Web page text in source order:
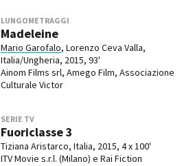
LUNGOMETRAGGI
Madeleine
Mario Garofalo, Lorenzo Ceva Valla,
Italia/Ungheria, 2015, 93'
Ainom Films srl, Amego Film, Associazione
Culturale Victor
SERIE TV
Fuoriclasse 3
Tiziana Aristarco, Italia, 2015, 4 x 100'
ITV Movie s.r.l. (Milano) e Rai Fiction